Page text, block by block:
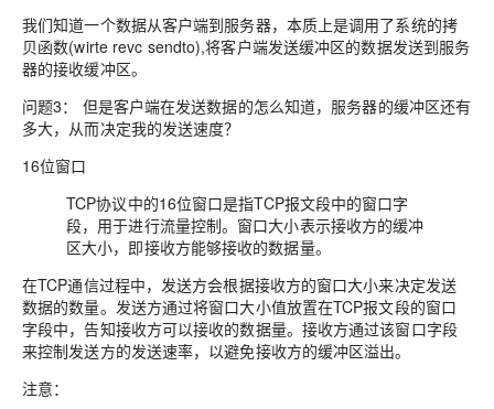
我们知道一个数据从客户端到服务器，本质上是调用了系统的拷
贝函数(wirte revc sendto),将客户端发送缓冲区的数据发送到服务
器的接收缓冲区。
问题3：
但是客户端在发送数据的怎么知道，服务器的缓冲区还有
多大，从而决定我的发送速度？
16位窗口
TCP协议中的16位窗口是指TCP报文段中的窗口字
段，用于进行流量控制。 窗口大小表示接收方的缓冲
区大小，即接收方能够接收的数据量。
在TCP通信过程中，发送方会根据接收方的窗口大小来决定发送
数据的数量。发送方通过将窗口大小值放置在TCP报文段的窗口
字段中，告知接收方可以接收的数据量。接收方通过该窗口字段
来控制发送方的发送速率，以避免接收方的缓冲区溢出。
注意：